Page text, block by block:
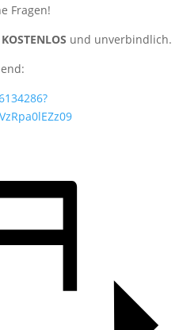
Fragen!
KOSTENLOS und unverbindlich.